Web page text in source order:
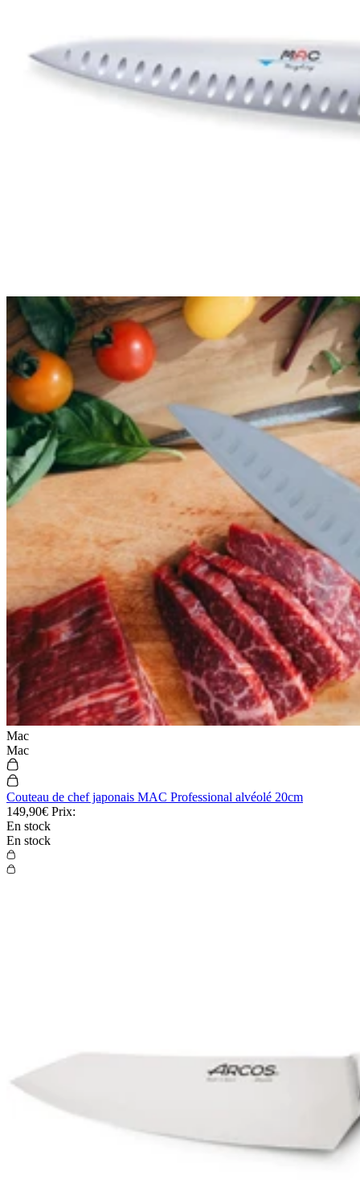
Mac
Mac
Couteau de chef japonais MAC Professional alvéolé 20cm
149,90€ Prix:
En stock
En stock